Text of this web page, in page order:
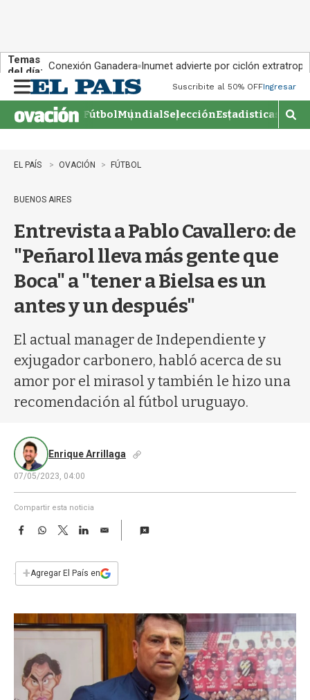
Temas
del día: Conexión Ganadera Inumet advierte por ciclón
n
u
Suscribite al 50% OFFIngresar
FútbolMundialSelecciónEstadisticas
M
o
�
EL PAÍS OVACIÓN FÚTBOL
BUENOS AIRES
Entrevista a Pablo Cavallero: de
"Peñarol lleva más gente que
Boca" a "tener a Bielsa es un
antes y un después"
El actual manager de Independiente y
exjugador carbonero, habló acerca de su
amor por el mirasol y también le hizo una
recomendación al fútbol uruguayo.
Enrique Arrillaga
07/05/2023, 04:00
Compartir esta noticia
F
e
b
k
W
s
p
T
w
t
L
n
E
i
l
+Agregar El País en